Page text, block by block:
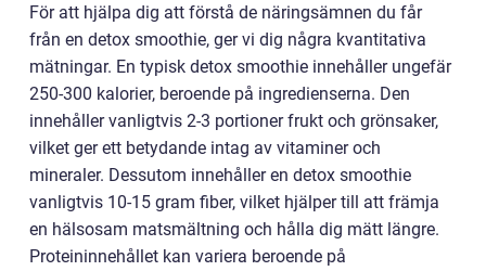
För att hjälpa dig att förstå de näringsämnen du får
från en detox smoothie, ger vi dig några kvantitativa
mätningar. En typisk detox smoothie innehåller ungefär
250-300 kalorier, beroende på ingredienserna. Den
innehåller vanligtvis 2-3 portioner frukt och grönsaker,
vilket ger ett betydande intag av vitaminer och
mineraler. Dessutom innehåller en detox smoothie
vanligtvis 10-15 gram fiber, vilket hjälper till att främja
en hälsosam matsmältning och hålla dig mätt längre.
Proteininnehållet kan variera beroende på